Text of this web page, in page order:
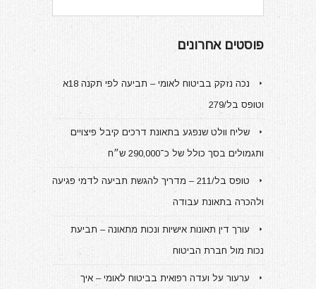
פוסטים אחרונים
נכה נזקק בביטוח לאומי – תביעה לפי תקנה 18א
וטופס בל/279
שליח וולט שנפגע בתאונת דרכים קיבל פיצויים
ותגמולים בסך כולל של כ־290,000 ש״ח
טופס בל/211 – מדריך להגשת תביעה לדמי פגיעה
ולהכרה בתאונת עבודה
עורך דין תאונות אישיות ונכות מתאונה – תביעת
נכות מול חברת הביטוח
ערעור על ועדה רפואית בביטוח לאומי – איך